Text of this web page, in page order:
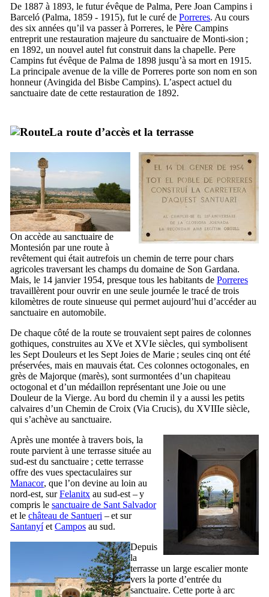
De 1887 à 1893, le futur évêque de Palma, Pere Joan Campins i
Barceló (Palma, 1859 - 1915), fut le curé de Porreres. Au cours
des six années qu’il va passer à Porreres, le Père Campins
entreprit une restauration majeure du sanctuaire de Monti-sion ;
en 1892, un nouvel autel fut construit dans la chapelle. Pere
Campins fut évêque de Palma de 1898 jusqu’à sa mort en 1915.
La principale avenue de la ville de Porreres porte son nom en son
honneur (Avingida del Bisbe Campins). L’aspect actuel du
sanctuaire date de cette restauration de 1892.
La route d’accès et la terrasse
On accède au sanctuaire de
Montesión par une route à
revêtement qui était autrefois un chemin de terre pour chars
agricoles traversant les champs du domaine de Son Gardana.
Mais, le 14 janvier 1954, presque tous les habitants de Porreres
travaillèrent pour ouvrir en une seule journée le tracé de trois
kilomètres de route sinueuse qui permet aujourd’hui d’accéder au
sanctuaire en automobile.
De chaque côté de la route se trouvaient sept paires de colonnes
gothiques, construites au XVe et XVIe siècles, qui symbolisent
les Sept Douleurs et les Sept Joies de Marie ; seules cinq ont été
préservées, mais en mauvais état. Ces colonnes octogonales, en
grès de Majorque (marès), sont surmontées d’un chapiteau
octogonal et d’un médaillon représentant une Joie ou une
Douleur de la Vierge. Au bord du chemin il y a aussi les petits
calvaires d’un Chemin de Croix (Via Crucis), du XVIIIe siècle,
qui s’achève au sanctuaire.
Après une montée à travers bois, la
route parvient à une terrasse située au
sud-est du sanctuaire ; cette terrasse
offre des vues spectaculaires sur
Manacor, que l’on devine au loin au
nord-est, surFelanitx au sud-est – y
compris le sanctuaire de Sant Salvador
et le château de Santueri – et sur
Santanyíet Campos au sud.
Depuis
la
terrasse un large escalier monte
vers la porte d’entrée du
sanctuaire. Cette porte à arc